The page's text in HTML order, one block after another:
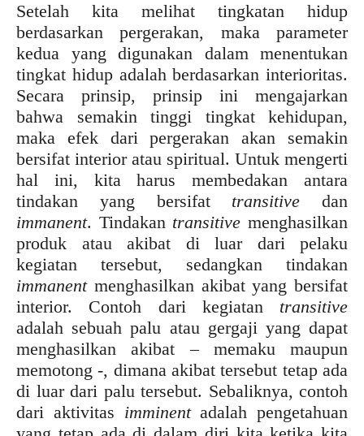
Setelah kita melihat tingkatan hidup
berdasarkan pergerakan, maka parameter
kedua yang digunakan dalam menentukan
tingkat hidup adalah berdasarkan interioritas.
Secara prinsip, prinsip ini mengajarkan
bahwa semakin tinggi tingkat kehidupan,
maka efek dari pergerakan akan semakin
bersifat interior atau spiritual. Untuk mengerti
hal ini, kita harus membedakan antara
tindakan yang bersifat transitive dan
immanent. Tindakan transitive menghasilkan
produk atau akibat di luar dari pelaku
kegiatan tersebut, sedangkan tindakan
immanentmenghasilkan akibat yang bersifat
interior. Contoh dari kegiatan transitive
adalah sebuah palu atau gergaji yang dapat
menghasilkan akibat – memaku maupun
memotong -, dimana akibat tersebut tetap ada
di luar dari palu tersebut. Sebaliknya, contoh
dari aktivitas imminentadalah pengetahuan